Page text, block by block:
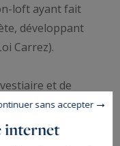
loft ayant fait
développant
Carrez).
et de
et charme
internet
sans accepter